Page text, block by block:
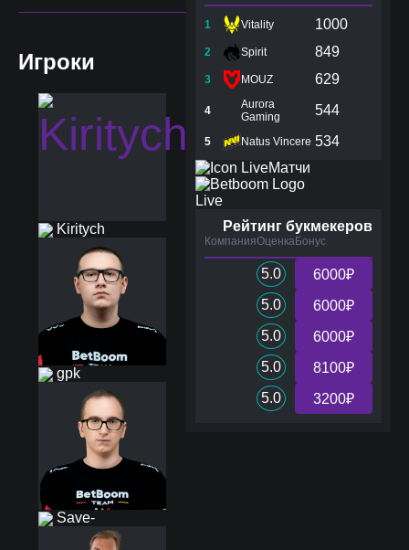
Игроки
Kiritych
gpk
Save-
1 Vitality 1000
2 Spirit 849
3 MOUZ 629
4
Aurora
Gaming
544
5 Natus Vincere 534
Матчи
Live
Рейтинг букмекеров
КомпанияОценкаБонус
5.0
6000₽
5.0
6000₽
5.0
6000₽
5.0
8100₽
5.0
3200₽